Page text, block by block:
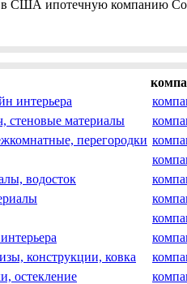
США ипотечную компанию
интерьера
материалы
перегородки
водосток
конструкции, ковка
остекление